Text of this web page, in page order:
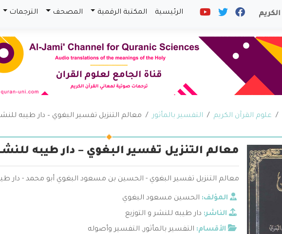
الرئيسية المكتبة الرقمية المصحف الترجمات
علوم القرآن الكريم التفسير بالمأثور معالم التنزيل تفسير البغوي – دار طيبه
معالم التنزيل تفسير البغوي – دار طيبه
معالم التنزيل تفسير البغوي - الحسين بن مسعود البغوي أبو محمد - دار
المؤلف: الحسين مسعود البغوي
الناشر: دار طيبه للنشر و التوزيع
الأقسام: التفسير بالمأثور, التفسير وأصوله